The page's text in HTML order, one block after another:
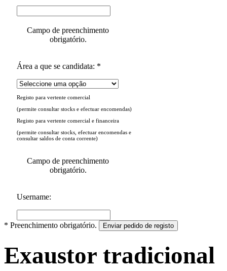
Campo de preenchimento
obrigatório.
Área a que se candidata: *
Registo para vertente comercial
(permite consultar stocks e efectuar encomendas)
Registo para vertente comercial e financeira
(permite consultar stocks, efectuar encomendas e
consultar saldos de conta corrente)
Campo de preenchimento
obrigatório.
Username:
* Preenchimento obrigatório. Enviar pedido de registo
Exaustor tradicional